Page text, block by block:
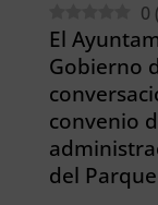
0 (
El
Gobierno
convenio
del